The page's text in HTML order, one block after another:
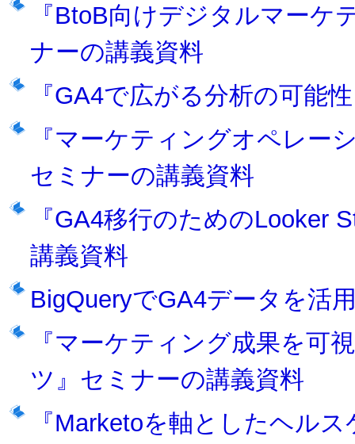
『BtoB向けデジタルマーケ
ナーの講義資料
『GA4で広がる分析の可能
『マーケティングオペレー
セミナーの講義資料
『GA4移行のためのLooker
講義資料
BigQueryでGA4データを活
『マーケティング成果を可
ツ』セミナーの講義資料
『Marketoを軸としたヘル